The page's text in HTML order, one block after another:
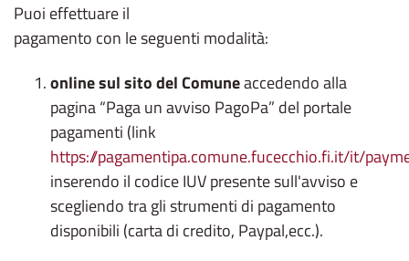
Puoi effettuare il
pagamento con le seguenti modalità:
online sul sito del Comuneaccedendo alla
pagina “Paga un avviso PagoPa” del portale
pagamenti (link
https://pagamentipa.comune.fucecchio.fi.it/it/
inserendo il codice IUV presente sull'avviso e
scegliendo tra gli strumenti di pagamento
disponibili (carta di credito, Paypal,ecc.).